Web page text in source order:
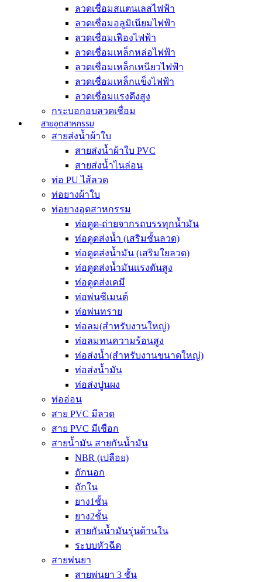
ลวดเชื่อมสแตนเลสไฟฟ้า
ลวดเชื่อมอลูมิเนียมไฟฟ้า
ลวดเชื่อมเฟืองไฟฟ้า
ลวดเชื่อมเหล็กหล่อไฟฟ้า
ลวดเชื่อมเหล็กเหนียวไฟฟ้า
ลวดเชื่อมเหล็กแข็งไฟฟ้า
ลวดเชื่อมแรงดึงสูง
กระบอกอบลวดเชื่อม
สายอุตสาหกรรม
สายส่งน้ำผ้าใบ
สายส่งน้ำผ้าใบ PVC
สายส่งน้ำไนล่อน
ท่อ PU ไส้ลวด
ท่อยางผ้าใบ
ท่อยางอุตสาหกรรม
ท่อดูด-ถ่ายจากรถบรรทุกน้ำมัน
ท่อดูดส่งน้ำ (เสริมชั้นลวด)
ท่อดูดส่งน้ำมัน (เสริมใยลวด)
ท่อดูดส่งน้ำมันเเรงดันสูง
ท่อดูดส่งเคมี
ท่อพ่นซีเมนต์
ท่อพ่นทราย
ท่อลม(สำหรับงานใหญ่)
ท่อลมทนความร้อนสูง
ท่อส่งน้ำ(สำหรับงานขนาดใหญ่)
ท่อส่งน้ำมัน
ท่อส่งปูนผง
ท่ออ่อน
สาย PVC มีลวด
สาย PVC มีเชือก
สายน้ำมัน สายกันน้ำมัน
NBR (เปลือย)
ถักนอก
ถักใน
ยาง1ชั้น
ยาง2ชั้น
สายกันน้ำมันรุ่นด้านใน
ระบบหัวฉีด
สายพ่นยา
สายพ่นยา 3 ชั้น